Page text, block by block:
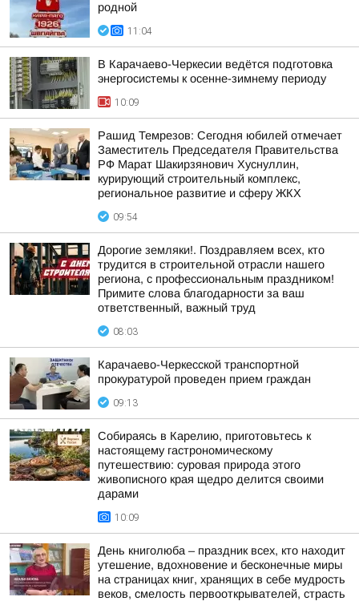
родной
11:04
В Карачаево-Черкесии ведётся подготовка
энергосистемы к осенне-зимнему периоду
10:09
Рашид Темрезов: Сегодня юбилей отмечает
Заместитель Председателя Правительства
РФ Марат Шакирзянович Хуснуллин,
курирующий строительный комплекс,
региональное развитие и сферу ЖКХ
09:54
Дорогие земляки!. Поздравляем всех, кто
трудится в строительной отрасли нашего
региона, с профессиональным праздником!
Примите слова благодарности за ваш
ответственный, важный труд
08:03
Карачаево-Черкесской транспортной
прокуратурой проведен прием граждан
09:13
Собираясь в Карелию, приготовьтесь к
настоящему гастрономическому
путешествию: суровая природа этого
живописного края щедро делится своими
дарами
10:09
День книголюба – праздник всех, кто находит
утешение, вдохновение и бесконечные миры
на страницах книг, хранящих в себе мудрость
веков, смелость первооткрывателей, страсть